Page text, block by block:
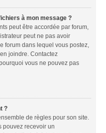
à mon message ?
peut être accordée par forum,
peut ne pas avoir
forum dans lequel vous postez,
joindre. Contactez
vous ne pouvez pas
?
de règles pour son site.
pouvez recevoir un